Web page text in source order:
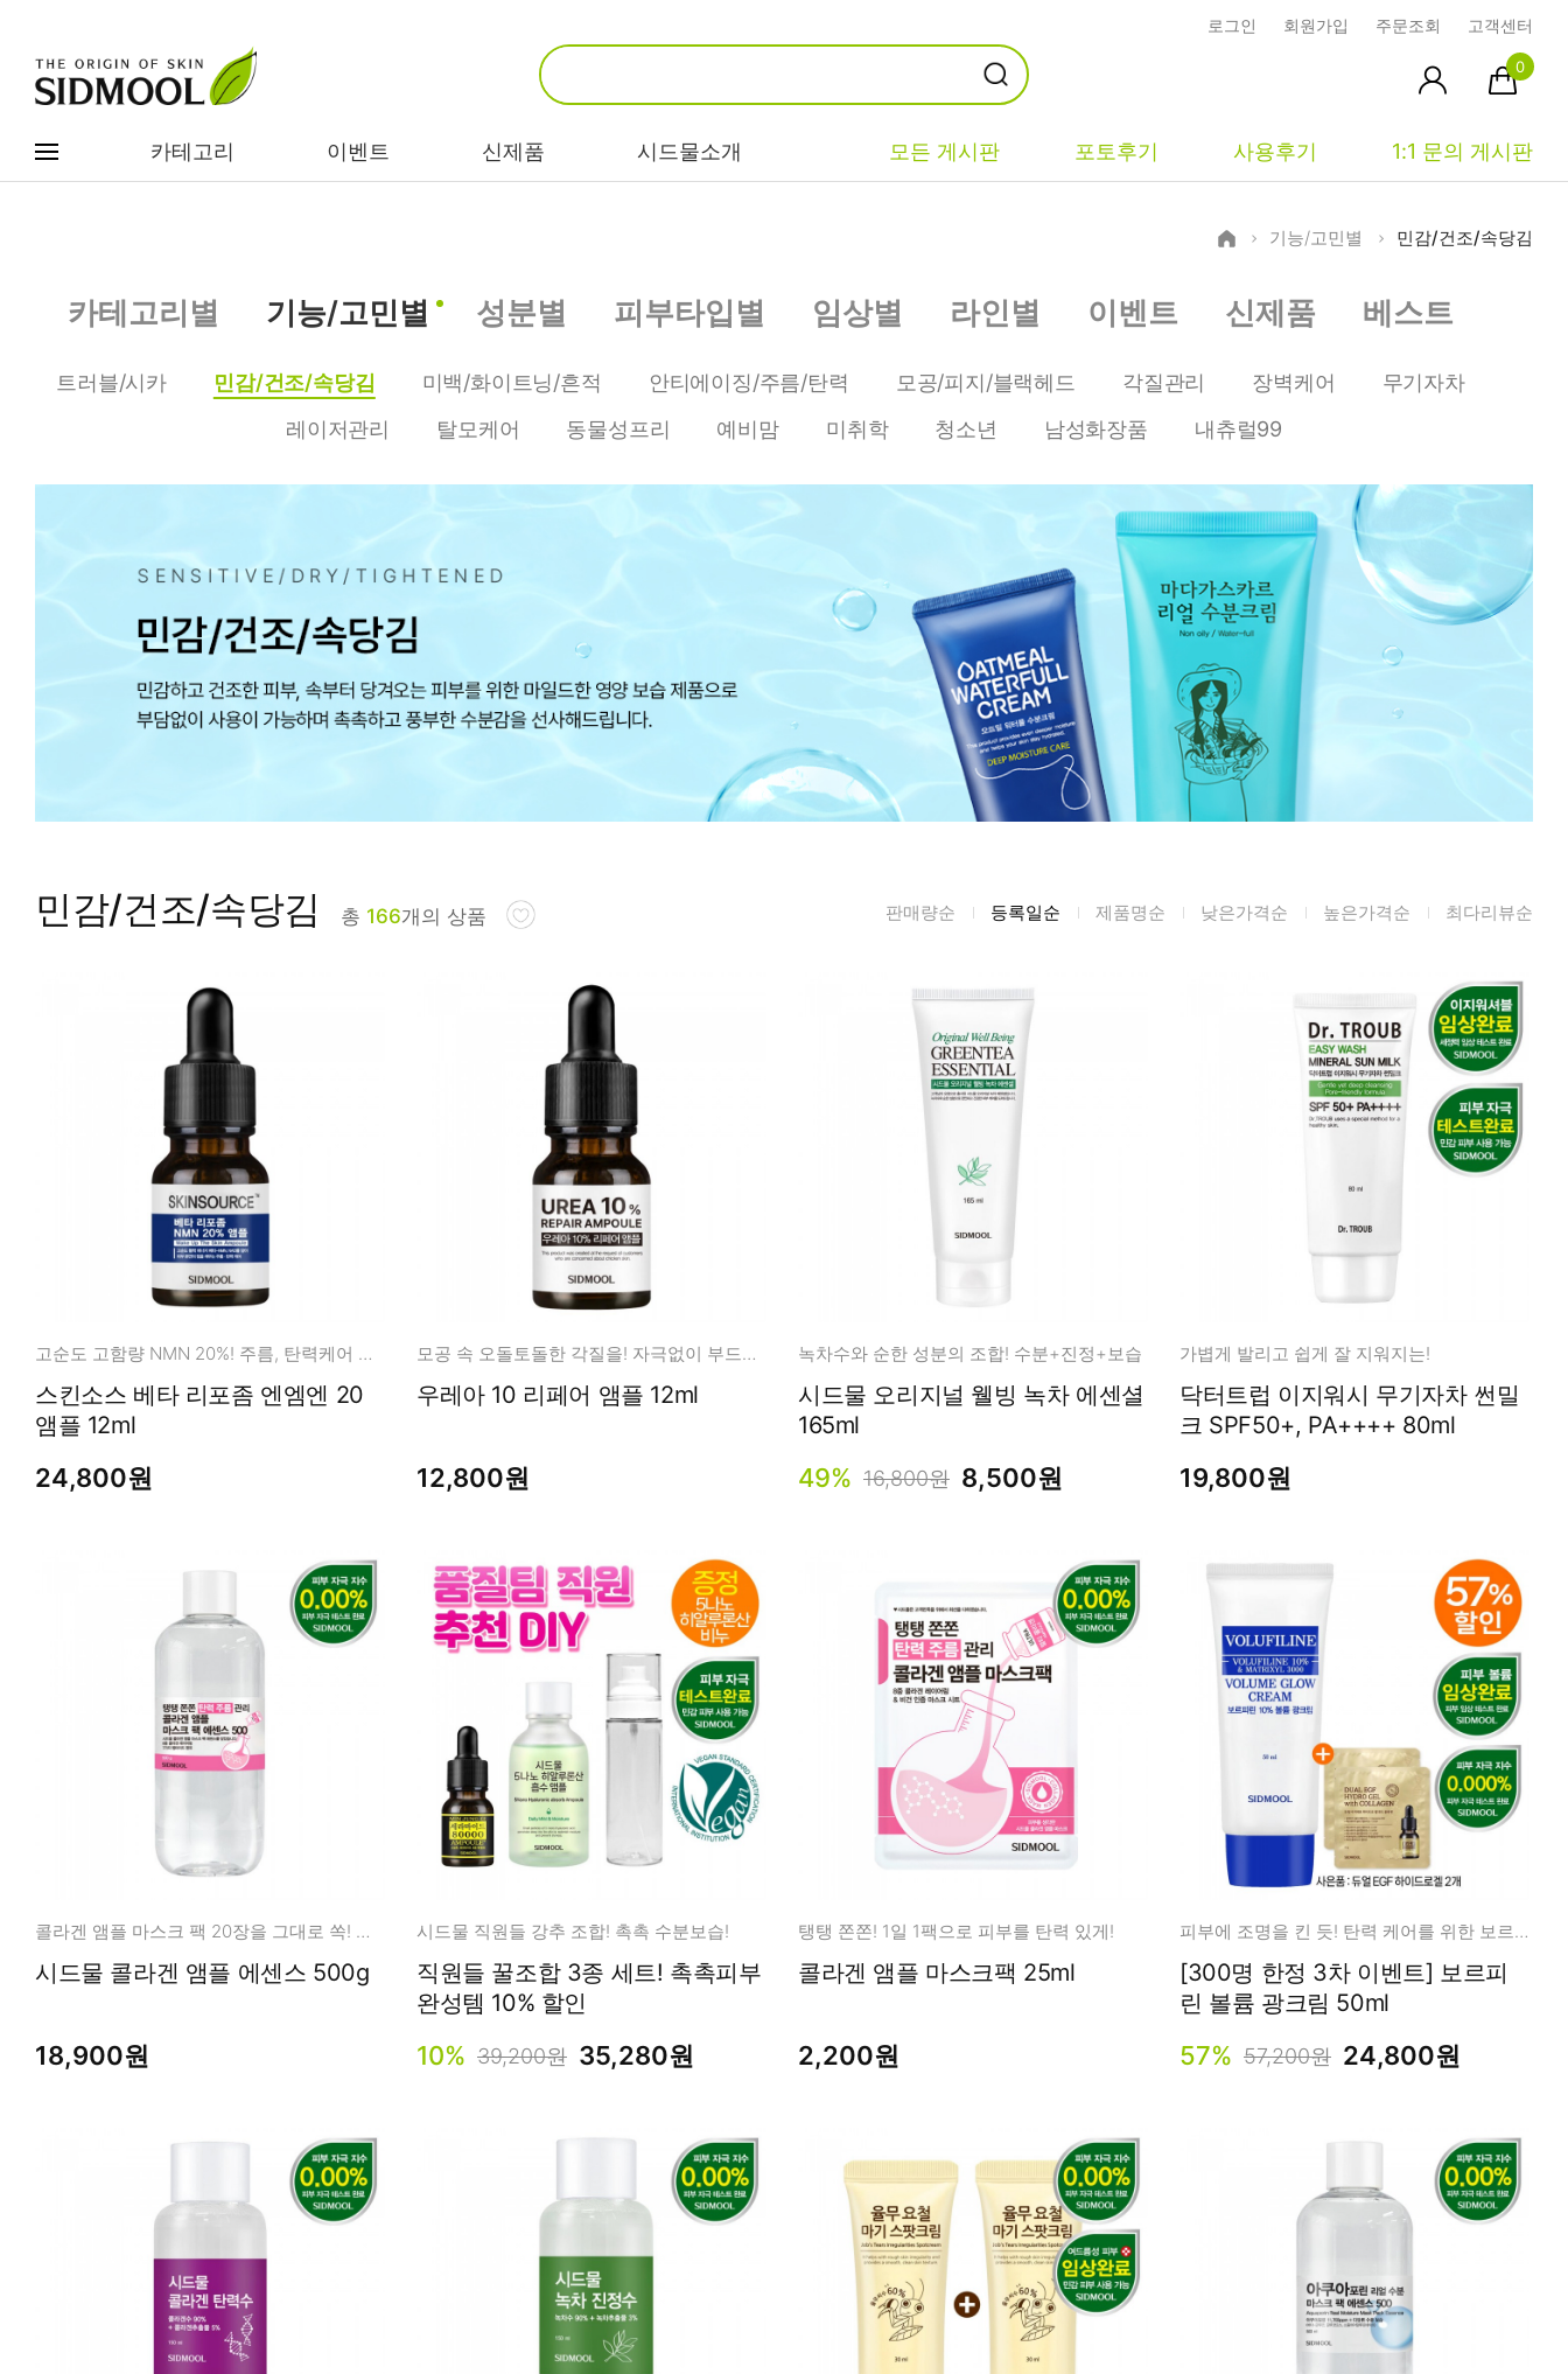
로그인 회원가입 주문조회 고객센터
0
카테고리 이벤트 신제품 시드물소개 모든 게시판 포토후기 사용후기 1:1 문의 게시판
카테고리별
피부타입별
베스트
이벤트
비누/클렌징
마스크/팩/필링
스킨/토너/미스
트
앰플/에센스/세
썬케어
오일
건강식품
트러블/시카
민감/건조/속당
미백/화이트닝/
안티에이징/주
름/탄력
장벽케어
레이저관리
탈모케어
EGF/FGF/IGF
콜라겐
히알루론산
녹차/EGCG
아하/바하/파하/
징크
글루타치온
트라넥사믹
중성
지성
시사모
상품문의
시드물통신
공지사항
미생물&방사능
검사
텍스트 사용후기
포토사용 후기
성분사전
해외배송문의
시드물 매니아
장바구니
기능/고민별 민감/건조/속당김
카테고리별 기능/고민별 성분별 피부타입별 임상별 라인별 이벤트 신제품 베스트
트러블/시카 민감/건조/속당김 미백/화이트닝/흔적 안티에이징/주름/탄력 모공/피지/블랙헤드 각질관리 장벽케어
무기자차
레이저관리
탈모케어 동물성프리 예비맘 미취학 청소년 남성화장품 내츄럴99
민감/건조/속당김 총 166개의 상품 판매량순 등록일순 제품명순 낮은가격순 높은가격순 최다리뷰순
고순도 고함량 NMN 20%! 주름, 탄력케어 앰플
스킨소스 베타 리포좀 엔엠엔 20
앰플 12ml
24,800원
모공 속 오돌토돌한 각질을! 자극없이 부드럽게 케어
우레아 10 리페어 앰플 12ml
12,800원
녹차수와 순한 성분의 조합! 수분+진정+보습
시드물 오리지널 웰빙 녹차 에센셜
165ml
49% 16,800원 8,500원
가볍게 발리고 쉽게 잘 지워지는!
닥터트럽 이지워시 무기자차 썬밀
크 SPF50+, PA++++ 80ml
19,800원
콜라겐 앰플 마스크 팩 20장을 그대로 쏙! 넉넉한 용량!
시드물 콜라겐 앰플 에센스 500g
18,900원
시드물 직원들 강추 조합! 촉촉 수분보습!
직원들 꿀조합 3종 세트! 촉촉피부
완성템 10% 할인
10% 39,200원 35,280원
탱탱 쫀쫀! 1일 1팩으로 피부를 탄력 있게!
콜라겐 앰플 마스크팩 25ml
2,200원
피부에 조명을 킨 듯! 탄력 케어를 위한 보르피린 광크림
[300명 한정 3차 이벤트] 보르피
린 볼륨 광크림 50ml
57% 57,200원 24,800원